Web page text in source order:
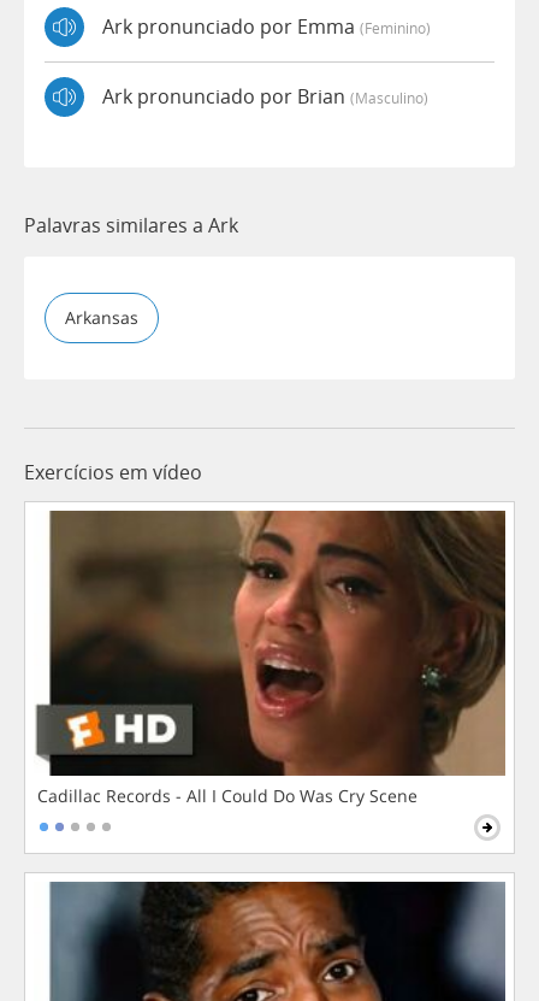
Ark pronunciado por Emma (feminino)
Ark pronunciado por Brian (masculino)
Palavras similares a Ark
Arkansas
Exercícios em vídeo
Cadillac Records - All I Could Do Was Cry Scene